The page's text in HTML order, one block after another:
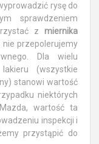
rysę do
sprawdzeniem
z miernika
nie przepolerujemy
Dla wielu
(wszystkie
stanowi wartość
niektórych
wartość ta
inspekcji i
przystąpić do